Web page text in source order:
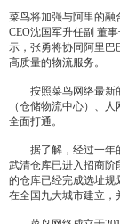
菜鸟将加强与阿里的融
CEO沈国军升任副 董
示，张勇将协同阿里巴
高质量的物流服务。
按照菜鸟网络最新的
（仓储物流中心）、
全面打通。
据了解，经过一年的
武清仓库已进入招商阶
的仓库已经完成选址规
在全国九大城市建立，